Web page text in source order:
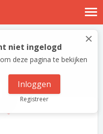
aan
×
niet ingelogd
deze pagina te bekijken
Inloggen
Registreer